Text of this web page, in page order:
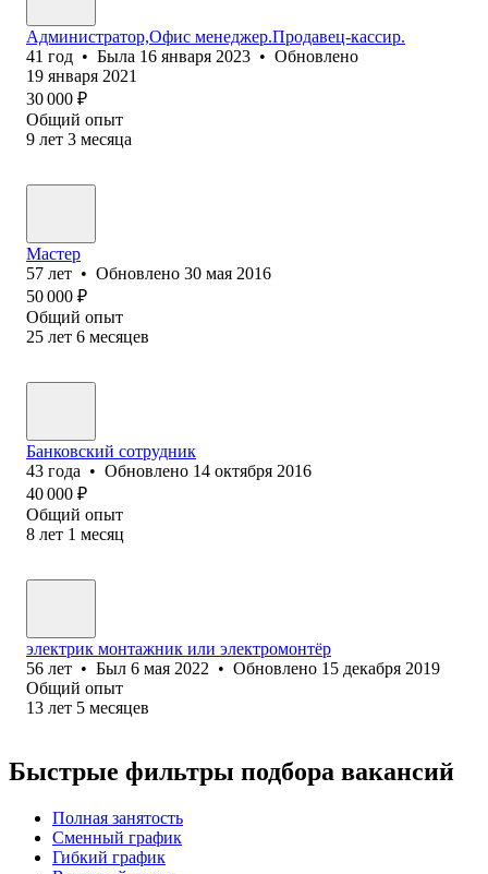
Администратор,Офис менеджер.Продавец-кассир.
41 год • Была 16 января 2023 • Обновлено
19 января 2021
30 000 ₽
Общий опыт
9 лет 3 месяца
Мастер
57 лет • Обновлено 30 мая 2016
50 000 ₽
Общий опыт
25 лет 6 месяцев
Банковский сотрудник
43 года • Обновлено 14 октября 2016
40 000 ₽
Общий опыт
8 лет 1 месяц
электрик монтажник или электромонтёр
56 лет • Был 6 мая 2022 • Обновлено 15 декабря 2019
Общий опыт
13 лет 5 месяцев
Быстрые фильтры подбора вакансий
Полная занятость
Сменный график
Гибкий график